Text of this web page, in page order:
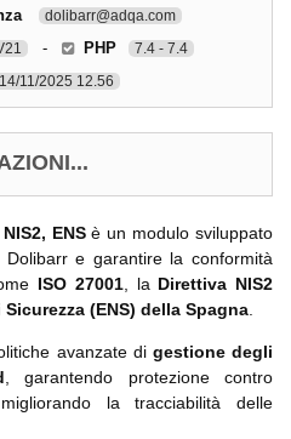
dolibarr@adqa.com
- PHP 7.4 - 7.4
14/11/2025 12.56
ENSè un modulo sviluppato
e garantire la conformità
ISO 27001, la Direttiva NIS2
(ENS) della Spagna.
avanzate di gestione degli
, garantendo protezione contro
la tracciabilità delle